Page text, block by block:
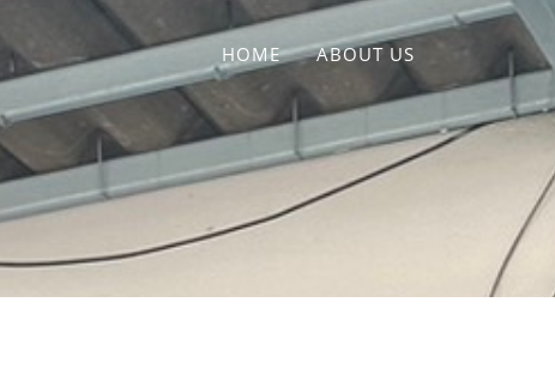
HOME ABOUT US